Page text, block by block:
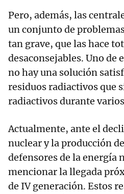
Pero, además, las
un conjunto de
tan grave, que las hace
desaconsejables. Uno de
no hay una solución
residuos radiactivos que
radiactivos durante
Actualmente, ante el
nuclear y la producción
defensores de la energía
mencionar la llegada
de IV generación. Estos